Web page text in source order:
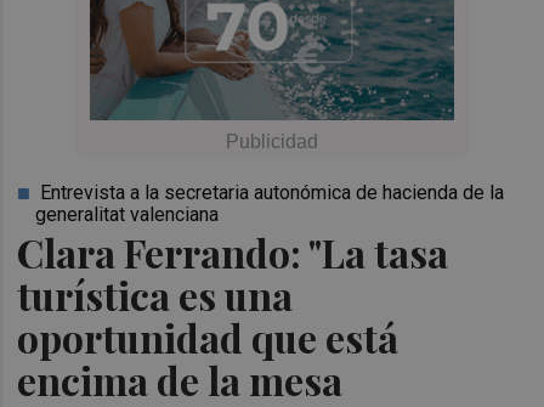
Clara Ferrando: "La tasa
turística es una
oportunidad que está
encima de la mesa
Entrevista a la secretaria autonómica de hacienda de la
generalitat valenciana